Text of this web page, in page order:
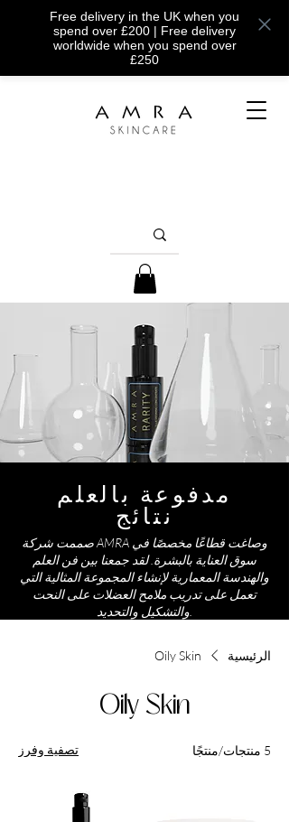
Free delivery in the UK when you
spend over £200 | Free delivery
worldwide when you spend over
£250
نتائج
مدفوعة بالعلم
صممت شركة AMRA وصاغت قطاعًا مخصصًا في
سوق العناية بالبشرة. لقد جمعنا بين فن العلم
والهندسة المعمارية لإنشاء المجموعة المثالية التي
تعمل على تدريب ملامح العضلات على النحت
الرئيسية Oily Skin
Oily Skin
5 منتجات/منتجًا تصفية وفرز